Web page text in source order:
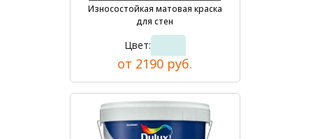
Износостойкая матовая краска
для стен
Цвет:
от 2190 руб.